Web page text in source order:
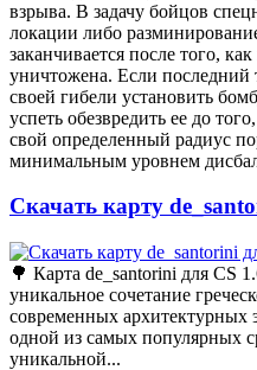
взрыва. В задачу бойцов
локации либо
заканчивается после того,
уничтожена. Если последний
своей гибели установить
успеть обезвредить ее до
свой определенный радиус
минимальным уровнем
Скачать карту
🌳 Карта de_santorini для CS
уникальное сочетание
современных архитектурных
одной из самых популярных
уникальной...